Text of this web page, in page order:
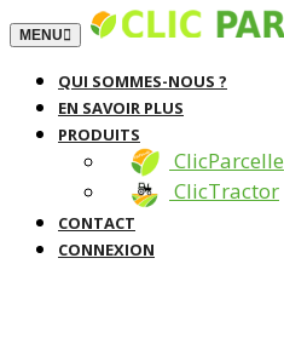
TOGGLE NAVIGATION
MENU
QUI SOMMES-NOUS ?
EN SAVOIR PLUS
PRODUITS
ClicParcelle
ClicTractor
CONTACT
CONNEXION